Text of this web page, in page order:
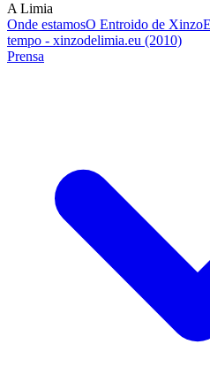
A Limia
Onde estamosO Entroido de Xinzo
tempo - xinzodelimia.eu (2010)
Prensa